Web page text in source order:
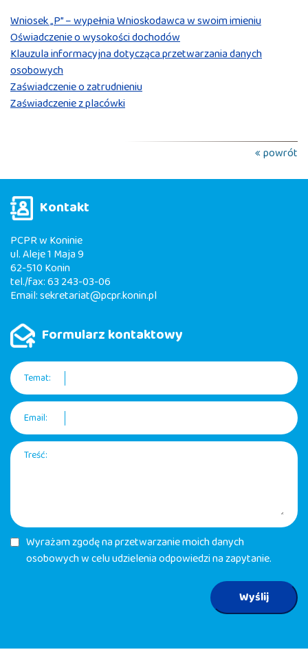
Wniosek „P” – wypełnia Wnioskodawca w swoim imieniu
Oświadczenie o wysokości dochodów
Klauzula informacyjna dotycząca przetwarzania danych
osobowych
Zaświadczenie o zatrudnieniu
Zaświadczenie z placówki
powrót
Kontakt
PCPR w Koninie
ul. Aleje 1 Maja 9
62-510 Konin
tel./fax: 63 243-03-06
Email:sekretariat@pcpr.konin.pl
Formularz kontaktowy
Temat:
Email:
Treść:
Wyrażam zgodę na przetwarzanie moich danych
osobowych w celu udzielenia odpowiedzi na zapytanie.
Wyślij